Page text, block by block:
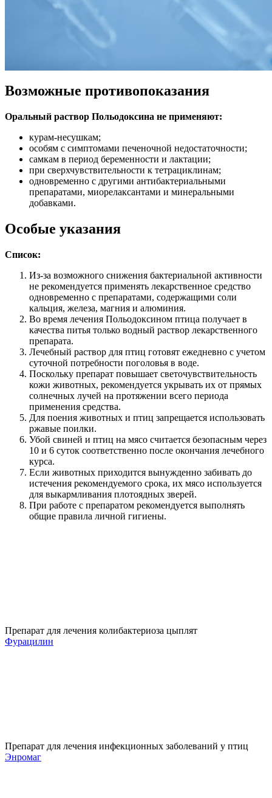
Возможные противопоказания
Оральный раствор Польодоксина не применяют:
курам-несушкам;
особям с симптомами печеночной недостаточности;
самкам в период беременности и лактации;
при сверхчувствительности к тетрациклинам;
одновременно с другими антибактериальными
препаратами, миорелаксантами и минеральными
добавками.
Особые указания
Список:
Из-за возможного снижения бактериальной активности
не рекомендуется применять лекарственное средство
одновременно с препаратами, содержащими соли
кальция, железа, магния и алюминия.
Во время лечения Польодоксином птица получает в
качества питья только водный раствор лекарственного
препарата.
Лечебный раствор для птиц готовят ежедневно с учетом
суточной потребности поголовья в воде.
Поскольку препарат повышает светочувствительность
кожи животных, рекомендуется укрывать их от прямых
солнечных лучей на протяжении всего периода
применения средства.
Для поения животных и птиц запрещается использовать
ржавые поилки.
Убой свиней и птиц на мясо считается безопасным через
10 и 6 суток соответственно после окончания лечебного
курса.
Если животных приходится вынужденно забивать до
истечения рекомендуемого срока, их мясо используется
для выкармливания плотоядных зверей.
При работе с препаратом рекомендуется выполнять
общие правила личной гигиены.
Препарат для лечения колибактериоза цыплят
Фурацилин
Препарат для лечения инфекционных заболеваний у птиц
Энромаг